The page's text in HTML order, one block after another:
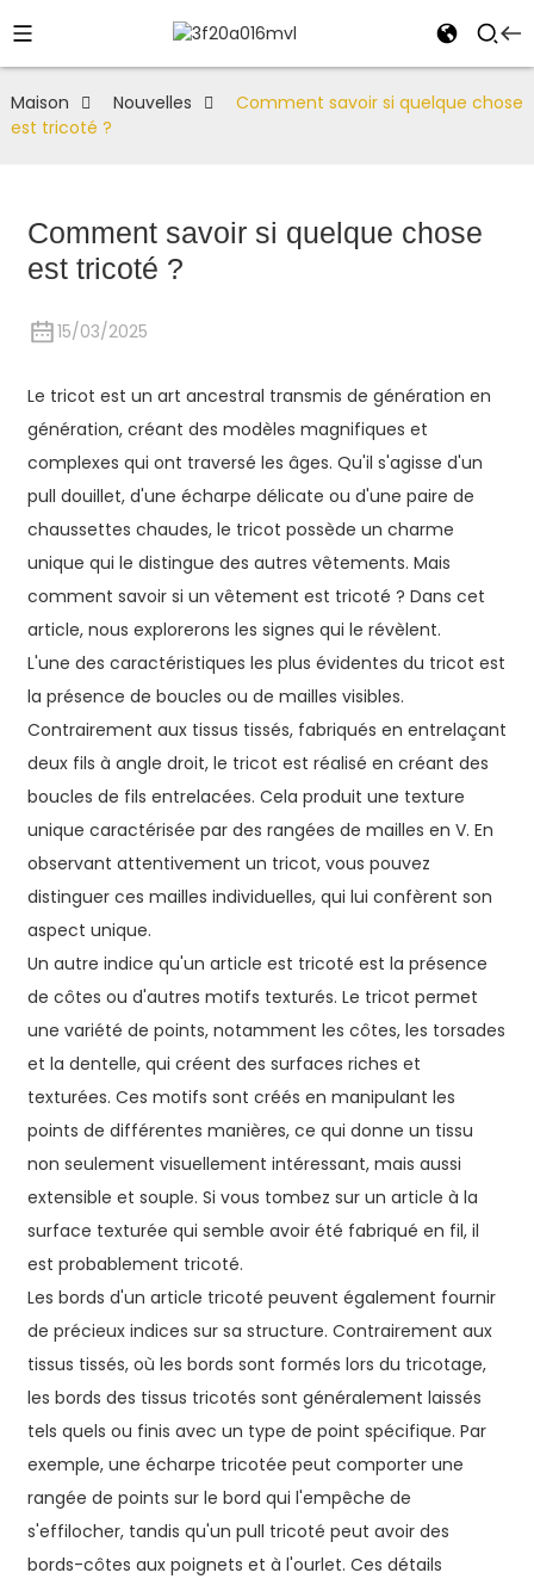
Maison Nouvelles
Comment savoir si quelque chose
est tricoté ?
Comment savoir si quelque chose
est tricoté ?
15/03/2025
Le tricot est un art ancestral transmis de génération en
génération, créant des modèles magnifiques et
complexes qui ont traversé les âges. Qu'il s'agisse d'un
pull douillet, d'une écharpe délicate ou d'une paire de
chaussettes chaudes, le tricot possède un charme
unique qui le distingue des autres vêtements. Mais
comment savoir si un vêtement est tricoté ? Dans cet
article, nous explorerons les signes qui le révèlent.
L'une des caractéristiques les plus évidentes du tricot est
la présence de boucles ou de mailles visibles.
Contrairement aux tissus tissés, fabriqués en entrelaçant
deux fils à angle droit, le tricot est réalisé en créant des
boucles de fils entrelacées. Cela produit une texture
unique caractérisée par des rangées de mailles en V. En
observant attentivement un tricot, vous pouvez
distinguer ces mailles individuelles, qui lui confèrent son
aspect unique.
Un autre indice qu'un article est tricoté est la présence
de côtes ou d'autres motifs texturés. Le tricot permet
une variété de points, notamment les côtes, les torsades
et la dentelle, qui créent des surfaces riches et
texturées. Ces motifs sont créés en manipulant les
points de différentes manières, ce qui donne un tissu
non seulement visuellement intéressant, mais aussi
extensible et souple. Si vous tombez sur un article à la
surface texturée qui semble avoir été fabriqué en fil, il
est probablement tricoté.
Les bords d'un article tricoté peuvent également fournir
de précieux indices sur sa structure. Contrairement aux
tissus tissés, où les bords sont formés lors du tricotage,
les bords des tissus tricotés sont généralement laissés
tels quels ou finis avec un type de point spécifique. Par
exemple, une écharpe tricotée peut comporter une
rangée de points sur le bord qui l'empêche de
s'effilocher, tandis qu'un pull tricoté peut avoir des
bords-côtes aux poignets et à l'ourlet. Ces détails